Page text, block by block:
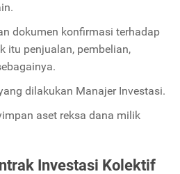
dokumen konfirmasi terhadap
itu penjualan, pembelian,
dilakukan Manajer Investasi.
aset reksa dana milik
Investasi Kolektif